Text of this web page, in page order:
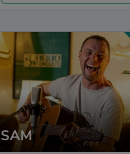
SAM